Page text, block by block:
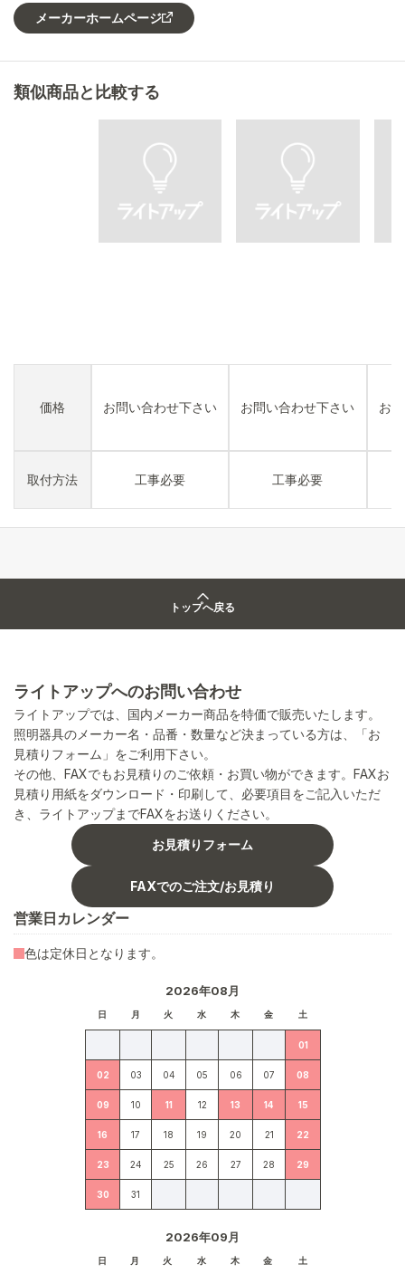
メーカーホームページ
類似商品と比較する
価格
取付方法
お問い合わせ下さい
工事必要
お問い合わせ下さい
工事必要
お
トップへ戻る
ライトアップへのお問い合わせ
ライトアップでは、国内メーカー商品を特価で販売いたします。
照明器具のメーカー名・品番・数量など決まっている方は、「お
見積りフォーム」をご利用下さい。
その他、FAXでもお見積りのご依頼・お買い物ができます。FAXお
見積り用紙をダウンロード・印刷して、必要項目をご記入いただ
き、ライトアップまでFAXをお送りください。
お見積りフォーム
FAXでのご注文/お見積り
営業日カレンダー
2026年08月
日 月 火 水 木 金 土
01
02 03 04 05 06 07 08
09 10 11 12 13 14 15
16 17 18 19 20 21 22
23 24 25 26 27 28 29
30 31
2026年09月
日 月 火 水 木 金 土
色は定休日となります。